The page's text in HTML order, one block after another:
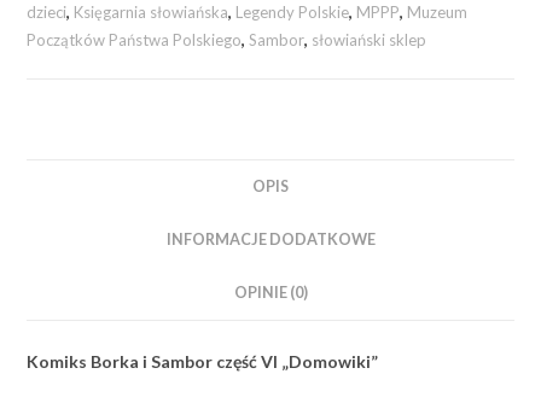
dzieci, Księgarnia słowiańska, Legendy Polskie, MPPP, Muzeum
Początków Państwa Polskiego,Sambor, słowiański sklep
OPIS
INFORMACJE DODATKOWE
OPINIE (0)
Komiks Borka i Sambor część VI „Domowiki”